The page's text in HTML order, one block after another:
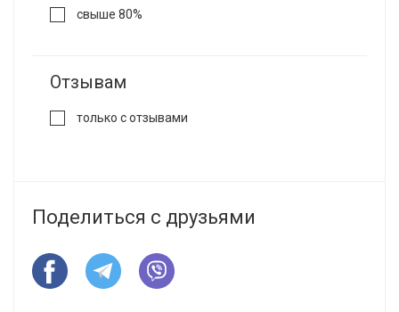
свыше 80%
Отзывам
только с отзывами
Поделиться с друзьями